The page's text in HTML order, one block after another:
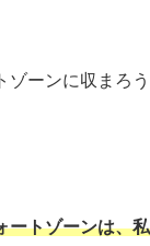
ゾーンに収まろ
ートゾーンは、